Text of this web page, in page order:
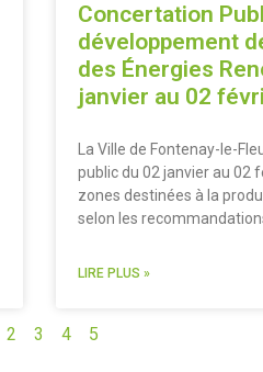
Concertation
développement
des Énergies
janvier au 02
La Ville de Fontenay-le-
public du 02 janvier au 02
zones destinées à la
selon les
LIRE PLUS »
2 3 4 5